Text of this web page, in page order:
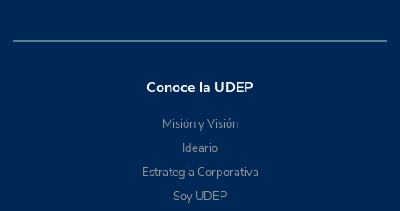
Conoce la UDEP
Misión y Visión
Ideario
Estrategia Corporativa
Soy UDEP